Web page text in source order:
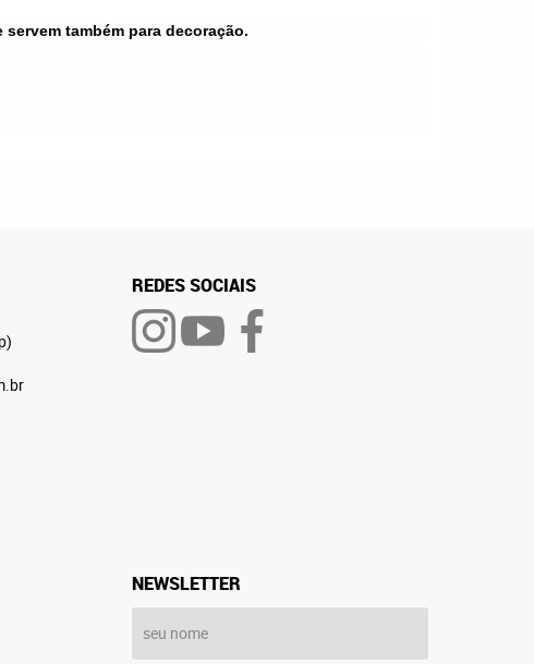
também para decoração.
REDES SOCIAIS
NEWSLETTER